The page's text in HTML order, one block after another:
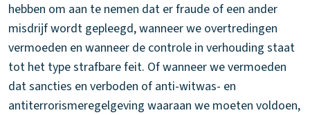
hebben om aan te nemen dat er fraude of een ander
misdrijf wordt gepleegd, wanneer we overtredingen
vermoeden en wanneer de controle in verhouding staat
tot het type strafbare feit. Of wanneer we vermoeden
dat sancties en verboden of anti-witwas- en
antiterrorismeregelgeving waaraan we moeten voldoen,